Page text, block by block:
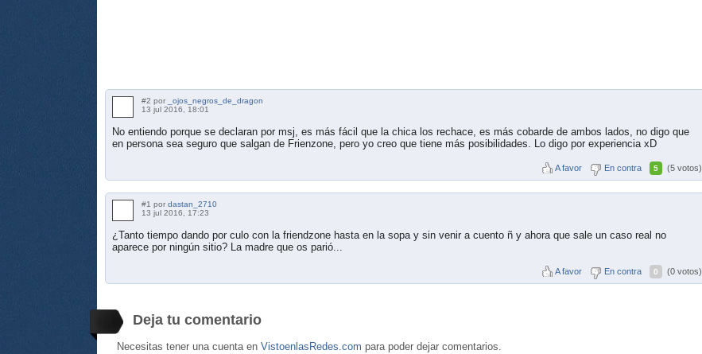
#2 por
_ojos_negros_de_dragon
13 jul 2016, 18:01
No entiendo porque se declaran por msj, es más fácil que la chica los rechace, es más cobarde de ambos lados, no digo que
en persona sea seguro que salgan de Frienzone, pero yo creo que tiene más posibilidades. Lo digo por experiencia xD
A favor En contra 5 (5 votos)
#1 por dastan_2710
13 jul 2016, 17:23
¿Tanto tiempo dando por culo con la friendzone hasta en la sopa y sin venir a cuento ñ y ahora que sale un caso real no
aparece por ningún sitio? La madre que os parió...
A favor En contra 0 (0 votos)
Deja tu comentario
Necesitas tener una cuenta en VistoenlasRedes.com para poder dejar comentarios.